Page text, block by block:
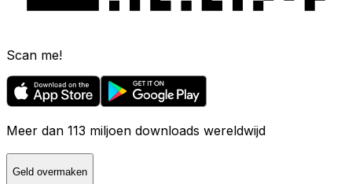
Scan me!
Meer dan 113 miljoen downloads wereldwijd
Geld overmaken